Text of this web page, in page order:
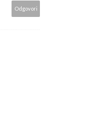
Odgovori